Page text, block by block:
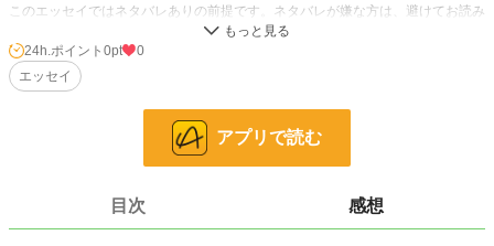
このエッセイではネタバレありの前提です。ネタバレが嫌な方は、避けてお読み
小説
8,863 位 / 8,863 件
0 pt
文字数 235,325
24h.ポイント 0pt
0
エッセイ
アプリで読む
目次 感想